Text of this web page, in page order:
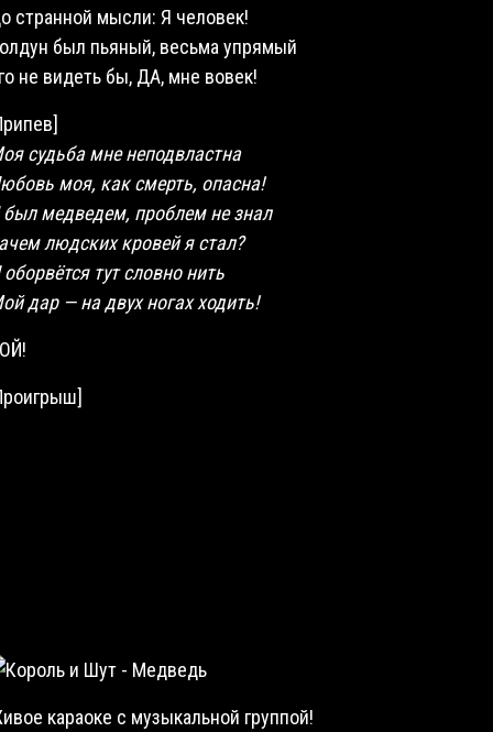
странной мысли: Я человек!
был пьяный, весьма упрямый
не видеть бы, ДА, мне вовек!
судьба мне неподвластна
моя, как смерть, опасна!
был медведем, проблем не знал
людских кровей я стал?
тут словно нить
дар — на двух ногахходить!
караоке с музыкальной группой!